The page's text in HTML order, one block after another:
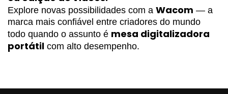
Explore novas possibilidades com a Wacom — a
marca mais confiável entre criadores do mundo
todo quando o assunto é mesa digitalizadora
portátil com alto desempenho.